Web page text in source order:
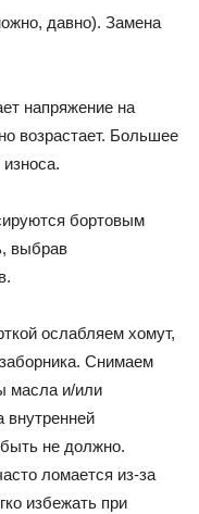
давно). Замена
напряжение на
возрастает. Большее
бортовым
выбрав
ослабляем хомут,
Снимаем
масла и/или
внутренней
не должно.
ломается из-за
избежать при